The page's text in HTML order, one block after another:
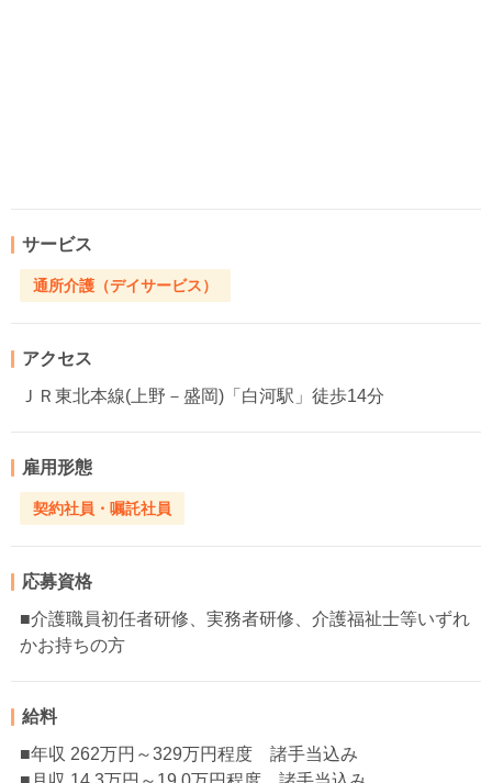
サービス
通所介護（デイサービス）
アクセス
ＪＲ東北本線(上野－盛岡)「白河駅」徒歩14分
雇用形態
契約社員・嘱託社員
応募資格
■介護職員初任者研修、実務者研修、介護福祉士等いずれ
かお持ちの方
給料
■年収 262万円～329万円程度 諸手当込み